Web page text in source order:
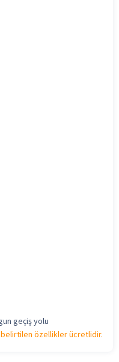
geçiş yolu
özellikler ücretlidir.